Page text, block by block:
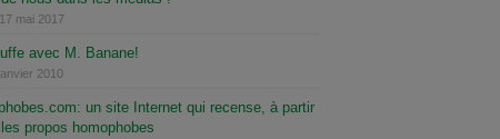
mai 2017
avec M. Banane!
2010
un site Internet qui recense, à partir
propos homophobes